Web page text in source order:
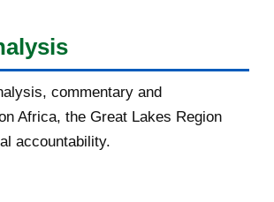
commentary and
Africa, the Great Lakes Region
accountability.